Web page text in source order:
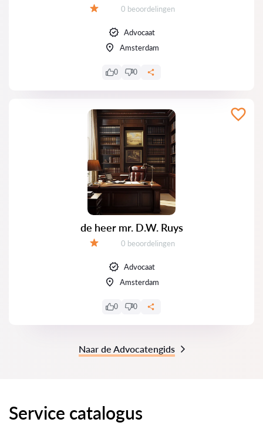
Getuigenissen:
0 beoordelingen
Advocaat
Amsterdam
0 0
de heer mr. D.W. Ruys
Getuigenissen:
0 beoordelingen
Advocaat
Amsterdam
0 0
Naar de Advocatengids
Service catalogus